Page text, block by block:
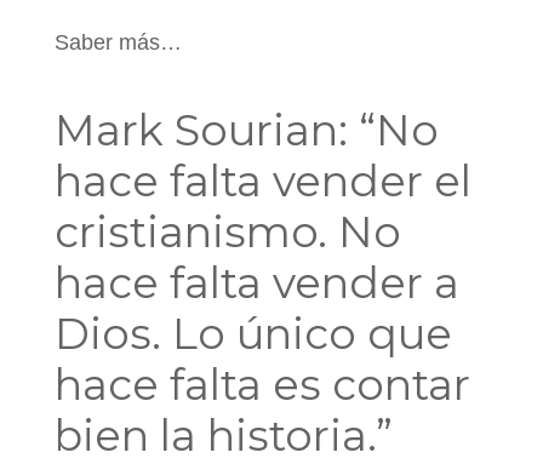
Saber más…
Mark Sourian: “No
hace falta vender el
cristianismo. No
hace falta vender a
Dios. Lo único que
hace falta es contar
bien la historia.”